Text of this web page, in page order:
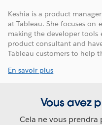
Keshia is a product
at Tableau. She focuses on
making the developer tools
product consultant and
Tableau customers to help
En savoir plus
Vous avez
Cela ne vous prendra